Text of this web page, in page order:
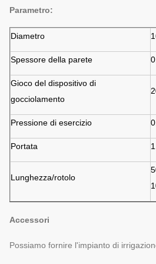
Parametro:
Diametro
Spessore della parete
Gioco del dispositivo di
gocciolamento
Pressione di esercizio
Portata
Lunghezza/rotolo
Accessori
Possiamo fornire l'impianto di